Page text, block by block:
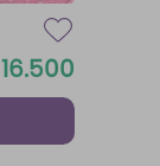
16.500